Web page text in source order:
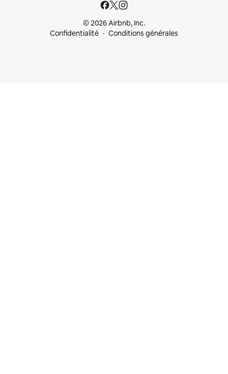
© 2026 Airbnb, Inc.
Confidentialité
Conditions générales